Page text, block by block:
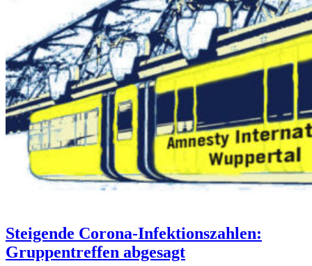
Steigende Corona-Infektionszahlen:
Gruppentreffen abgesagt